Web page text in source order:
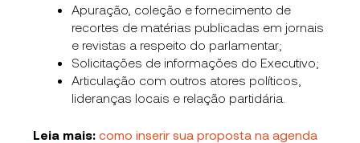
Apuração, coleção e fornecimento de
recortes de matérias publicadas em jornais
e revistas a respeito do parlamentar;
Solicitações de informações do Executivo;
Articulação com outros atores políticos,
lideranças locais e relação partidária.
Leia mais:como inserir sua proposta na agenda